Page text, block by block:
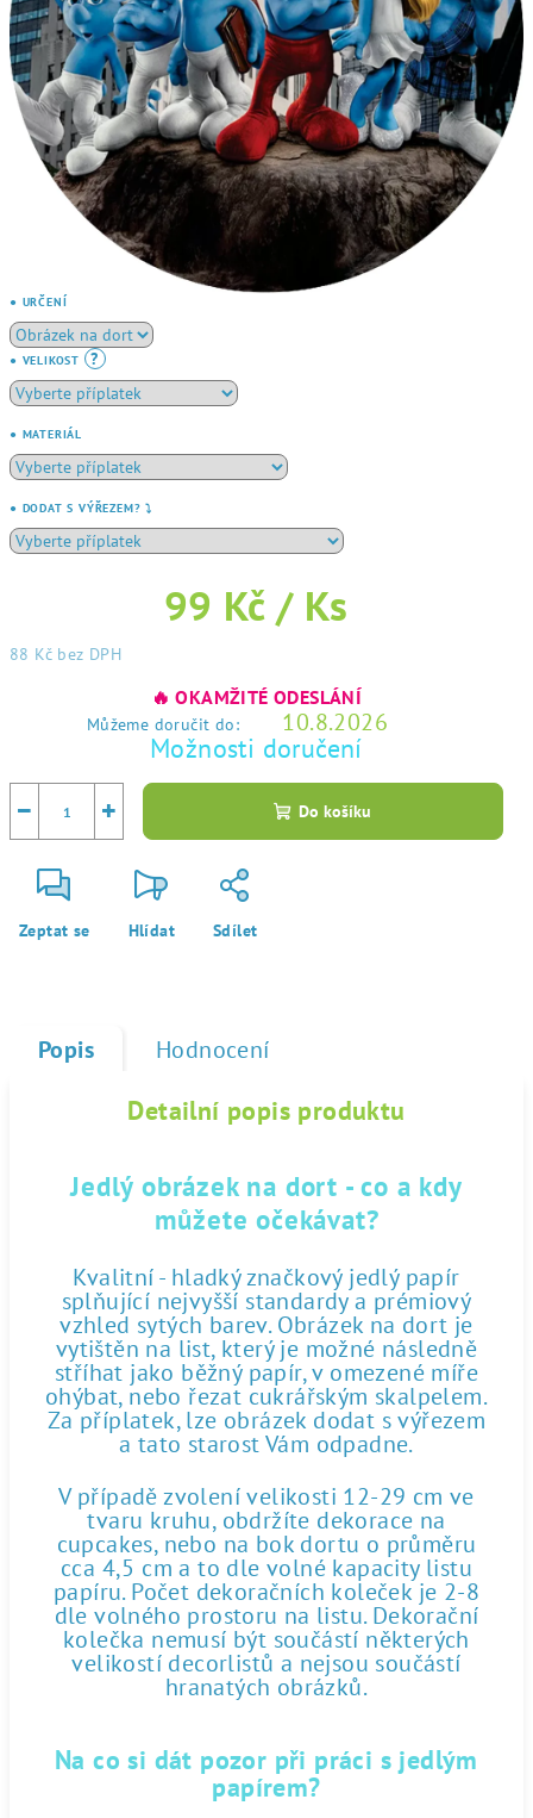
● URČENÍ
● VELIKOST ?
● MATERIÁL
● DODAT S VÝŘEZEM? ⤵️
99 Kč / Ks
88 Kč bez DPH
🔥 OKAMŽITÉ ODESLÁNÍ
Můžeme doručit do: 10.8.2026
Možnosti doručení
+
− Do košíku
Zeptat se Hlídat Sdílet
Popis Hodnocení
Detailní popis produktu
Jedlý obrázek na dort - co a kdy
můžete očekávat?
Kvalitní - hladký značkový jedlý papír
splňující nejvyšší standardy a prémiový
vzhled sytých barev. Obrázek na dort je
vytištěn na list, který je možné následně
stříhat jako běžný papír, v omezené míře
ohýbat, nebo řezat cukrářským skalpelem.
Za příplatek, lze obrázek dodat s výřezem
a tato starost Vám odpadne.
V případě zvolení velikosti 12-29 cm ve
tvaru kruhu, obdržíte dekorace na
cupcakes, nebo na bok dortu o průměru
cca 4,5 cm a to dle volné kapacity listu
papíru. Počet dekoračních koleček je 2-8
dle volného prostoru na listu. Dekorační
kolečka nemusí být součástí některých
velikostí decorlistů a nejsou součástí
hranatých obrázků.
Na co si dát pozor při práci s jedlým
papírem?